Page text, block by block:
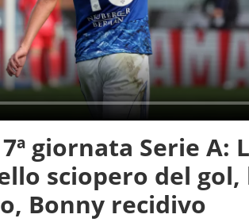
giornata Serie A:
sciopero del gol,
Bonny recidivo